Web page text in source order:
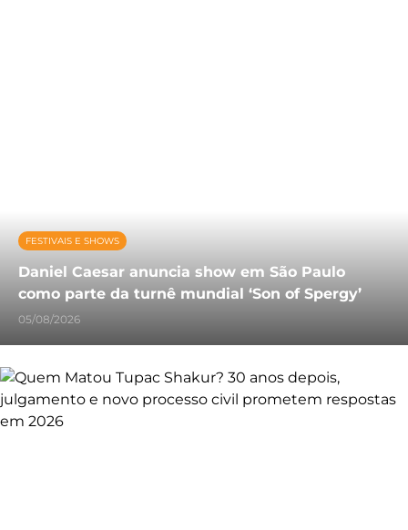
FESTIVAIS E SHOWS
Daniel Caesar anuncia show em São Paulo
como parte da turnê mundial ‘Son of Spergy’
05/08/2026